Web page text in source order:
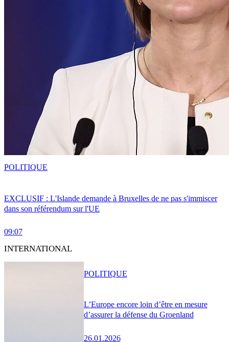
EXCLUSIF : L'Islande demande à Bruxelles de ne pas s'immiscer
dans son référendum sur l'UE
09:07
POLITIQUE
INTERNATIONAL
L’Europe encore loin d’être en mesure
d’assurer la défense du Groenland
26.01.2026
POLITIQUE